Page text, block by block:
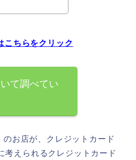
こちらをクリック
て調べてい
お店が、クレジットカード
考えられるクレジットカード